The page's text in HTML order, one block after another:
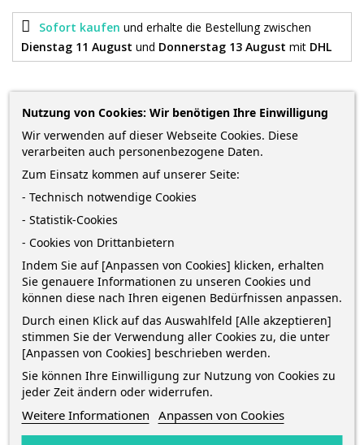
Sofort kaufen und erhalte die Bestellung zwischen
Dienstag 11 August und Donnerstag 13 August mit DHL
BESCHREIBUNG
Schnellhefter FACT!plus · für DIN A4 · hochwertiger
Pressspankarton 375 g/m², 0,4 mm dick · grau ·
Amtsheftung und kaufmännische Heftung
GPSR Information
GPSR Field
Value
gpsr_manufacturer_nameBRUNNEN
Nutzung von Cookies: Wir benötigen Ihre Einwilligung
Wir verwenden auf dieser Webseite Cookies. Diese
verarbeiten auch personenbezogene Daten.
Zum Einsatz kommen auf unserer Seite:
- Technisch notwendige Cookies
- Statistik-Cookies
- Cookies von Drittanbietern
Indem Sie auf [Anpassen von Cookies] klicken, erhalten
Sie genauere Informationen zu unseren Cookies und
können diese nach Ihren eigenen Bedürfnissen anpassen.
Durch einen Klick auf das Auswahlfeld [Alle akzeptieren]
stimmen Sie der Verwendung aller Cookies zu, die unter
[Anpassen von Cookies] beschrieben werden.
Sie können Ihre Einwilligung zur Nutzung von Cookies zu
jeder Zeit ändern oder widerrufen.
Weitere Informationen Anpassen von Cookies